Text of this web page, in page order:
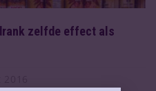
zelfde effect als